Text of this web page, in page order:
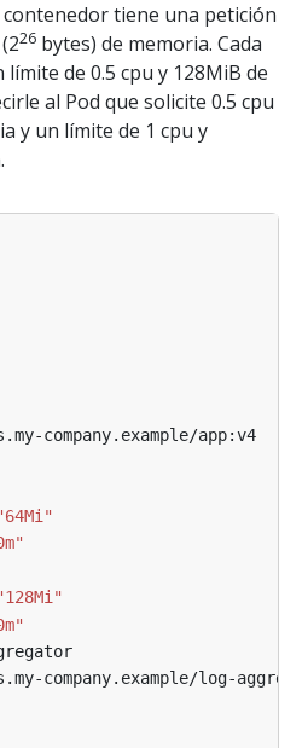
tiene una petición
26 bytes) de memoria. Cada
de 0.5 cpu y 128MiB de
al Pod que solicite 0.5 cpu
y un límite de 1 cpu y
company.example/app:v4
company.example/log-